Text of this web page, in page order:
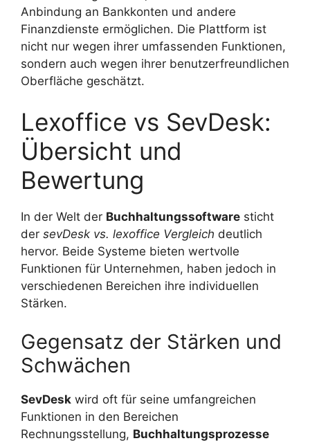
Anbindung an Bankkonten und andere
Finanzdienste ermöglichen. Die Plattform ist
nicht nur wegen ihrer umfassenden Funktionen,
sondern auch wegen ihrer benutzerfreundlichen
Oberfläche geschätzt.
Lexoffice vs SevDesk:
Übersicht und
Bewertung
In der Welt der Buchhaltungssoftware sticht
der sevDesk vs. lexoffice Vergleich deutlich
hervor. Beide Systeme bieten wertvolle
Funktionen für Unternehmen, haben jedoch in
verschiedenen Bereichen ihre individuellen
Stärken.
Gegensatz der Stärken und
Schwächen
SevDesk wird oft für seine umfangreichen
Funktionen in den Bereichen
Rechnungsstellung, Buchhaltungsprozesse